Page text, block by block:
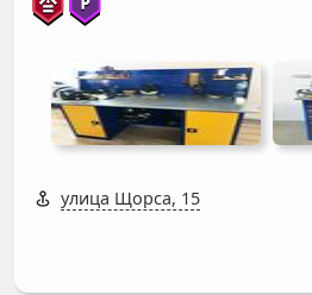
улица Щорса, 15